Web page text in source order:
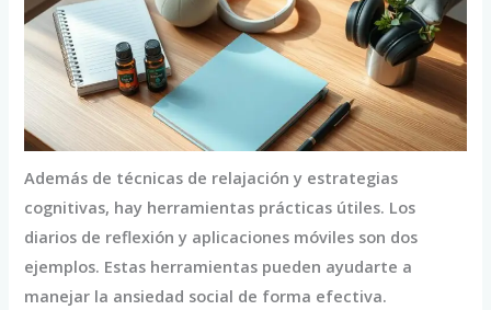
Además de técnicas de relajación y estrategias
cognitivas, hay herramientas prácticas útiles. Los
diarios de reflexión y aplicaciones móviles son dos
ejemplos. Estas herramientas pueden ayudarte a
manejar la ansiedad social de forma efectiva.